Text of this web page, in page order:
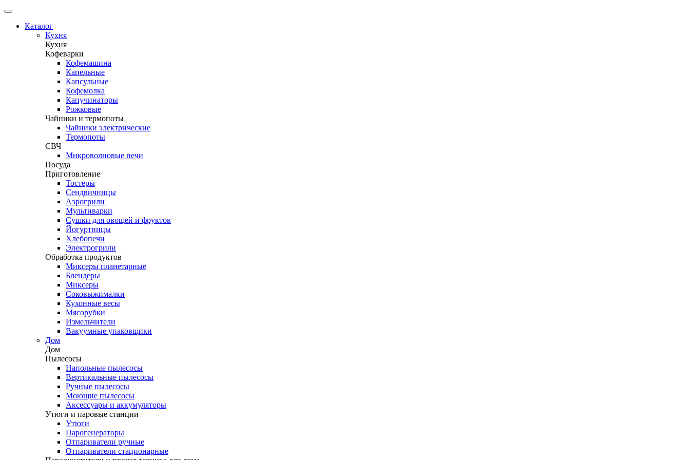
Каталог
Кухня
Кухня
Кофеварки
Кофемашина
Капельные
Капсульные
Кофемолка
Капучинаторы
Рожковые
Чайники и термопоты
Чайники электрические
Термопоты
СВЧ
Микроволновые печи
Посуда
Приготовление
Тостеры
Сендвичницы
Аэрогрили
Мультиварки
Сушки для овощей и фруктов
Йогуртницы
Хлебопечи
Электрогрили
Обработка продуктов
Миксеры планетарные
Блендеры
Миксеры
Соковыжималки
Кухонные весы
Мясорубки
Измельчители
Вакуумные упаковщики
Дом
Дом
Пылесосы
Напольные пылесосы
Вертикальные пылесосы
Ручные пылесосы
Моющие пылесосы
Аксессуары и аккумуляторы
Утюги и паровые станции
Утюги
Парогенераторы
Отпариватели ручные
Отпариватели стационарные